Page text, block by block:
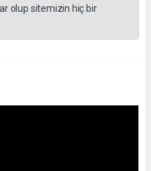
olup sitemizin hiç bir